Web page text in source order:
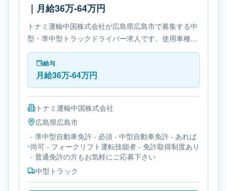
｜月給36万-64万円
トナミ運輸中国株式会社が広島県広島市で募集する中
型・準中型トラックドライバー求人です。使用車種は
中型トラックです。勤務時間は- 変形労働時間制で
す。必要免許は- 準中型自動車免許です。
給与
月給36万-64万円
トナミ運輸中国株式会社
広島県広島市
- 準中型自動車免許 - 必須 - 中型自動車免許 - あれば
尚可 - フォークリフト運転技能者 - 免許取得制度あり
- 普通免許の方もお気軽にご応募下さい
中型トラック